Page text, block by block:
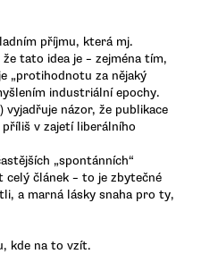
příjmu, která mj.
tato idea je – zejména tím,
„protihodnotu za nějaký
industriální epochy.
názor, že publikace
v zajetí liberálního
„spontánních“
celý článek – to je zbytečné
a marná lásky snaha pro ty,
kde na to vzít.